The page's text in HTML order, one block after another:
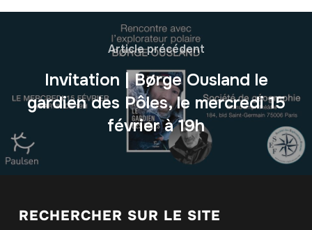
Article précédent
Invitation | Børge Ousland le
gardien des Pôles, le mercredi 15
février à 19h
RECHERCHER SUR LE SITE